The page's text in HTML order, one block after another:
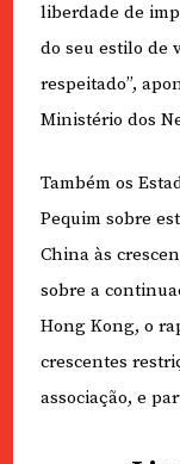
liberdade de
do seu estilo de
respeitado”,
Ministério dos
Também os
Pequim sobre
China às
sobre a
Hong Kong, o
crescentes
associação, e